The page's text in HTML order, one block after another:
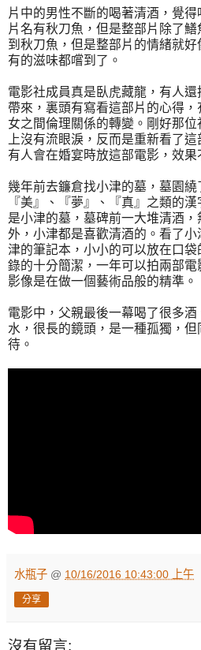
片中的男性不斷的喝著清酒，覺
片名有秋刀魚，但是整部片除了
到秋刀魚，但是整部片的情緒就
有的滋味都嚐到了。
電影社成員真是臥虎藏龍，有人
帶來，裏頭有寫看這部片的心得
女之間倫理關係的轉變。剛好那
上沒有流眼淚，反而是重新看了
有人會在婚宴時放這部電影，效果
幾年前去鐮倉找小津的墓，墓園繞
『美』、『夢』、『真』之類的
是小津的墓，墓碑前一大堆清酒
外，小津都是喜歡清酒的。看了
津的筆記本，小小的可以放在口
錄的十分簡潔，一年可以拍兩部
影像是在做一個藝術品般的精準。
電影中，父親最後一幕喝了很多
水，很長的鏡頭，是一種孤獨，
待。
水瓶子 @ 10/16/2016 10:43:00 上午
分享
沒有留言: